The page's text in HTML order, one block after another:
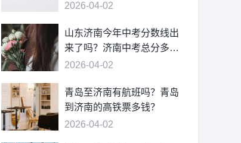
2026-04-02
山东济南今年中考分数线出
来了吗？济南中考总分多
少？
2026-04-02
青岛至济南有航班吗？青岛
到济南的高铁票多钱？
2026-04-02